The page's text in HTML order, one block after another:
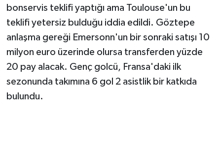
bonservis teklifi yaptığı ama Toulouse'un bu
teklifi yetersiz bulduğu iddia edildi. Göztepe
anlaşma gereği Emersonn'un bir sonraki satışı 10
milyon euro üzerinde olursa transferden yüzde
20 pay alacak. Genç golcü, Fransa'daki ilk
sezonunda takımına 6 gol 2 asistlik bir katkıda
bulundu.